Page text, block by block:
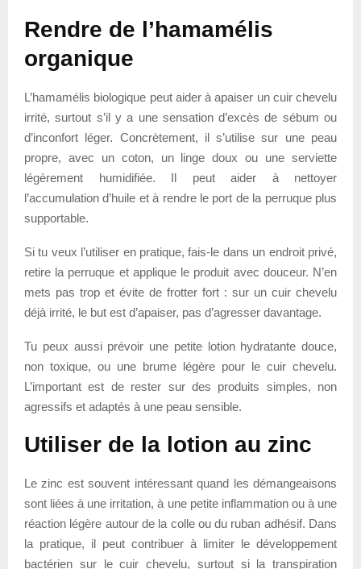
Rendre de l’hamamélis
organique
L’hamamélis biologique peut aider à apaiser un cuir chevelu
irrité, surtout s’il y a une sensation d’excès de sébum ou
d’inconfort léger. Concrètement, il s’utilise sur une peau
propre, avec un coton, un linge doux ou une serviette
légèrement humidifiée. Il peut aider à nettoyer
l’accumulation d’huile et à rendre le port de la perruque plus
supportable.
Si tu veux l’utiliser en pratique, fais-le dans un endroit privé,
retire la perruque et applique le produit avec douceur. N’en
mets pas trop et évite de frotter fort : sur un cuir chevelu
déjà irrité, le but est d’apaiser, pas d’agresser davantage.
Tu peux aussi prévoir une petite lotion hydratante douce,
non toxique, ou une brume légère pour le cuir chevelu.
L’important est de rester sur des produits simples, non
agressifs et adaptés à une peau sensible.
Utiliser de la lotion au zinc
Le zinc est souvent intéressant quand les démangeaisons
sont liées à une irritation, à une petite inflammation ou à une
réaction légère autour de la colle ou du ruban adhésif. Dans
la pratique, il peut contribuer à limiter le développement
bactérien sur le cuir chevelu, surtout si la transpiration